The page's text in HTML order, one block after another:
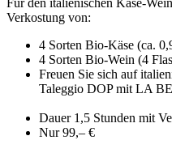
Für den italienischen Käse-
Verkostung von:
4 Sorten Bio-Käse (ca.
4 Sorten Bio-Wein (4
Freuen Sie sich auf
Taleggio DOP mit LA
Dauer 1,5 Stunden mit
Nur 99,– €